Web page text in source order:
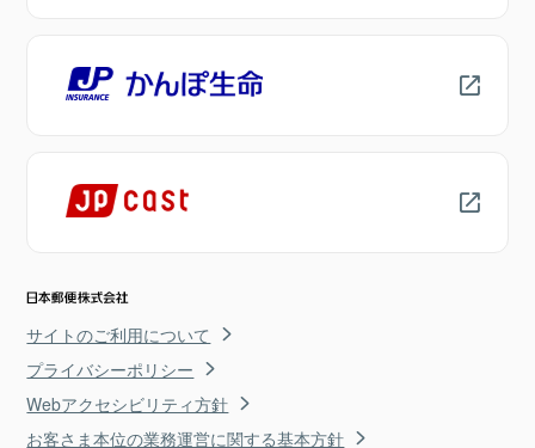
サイトのご利用について
プライバシーポリシー
Webアクセシビリティ方針
お客さま本位の業務運営に関する基本方針